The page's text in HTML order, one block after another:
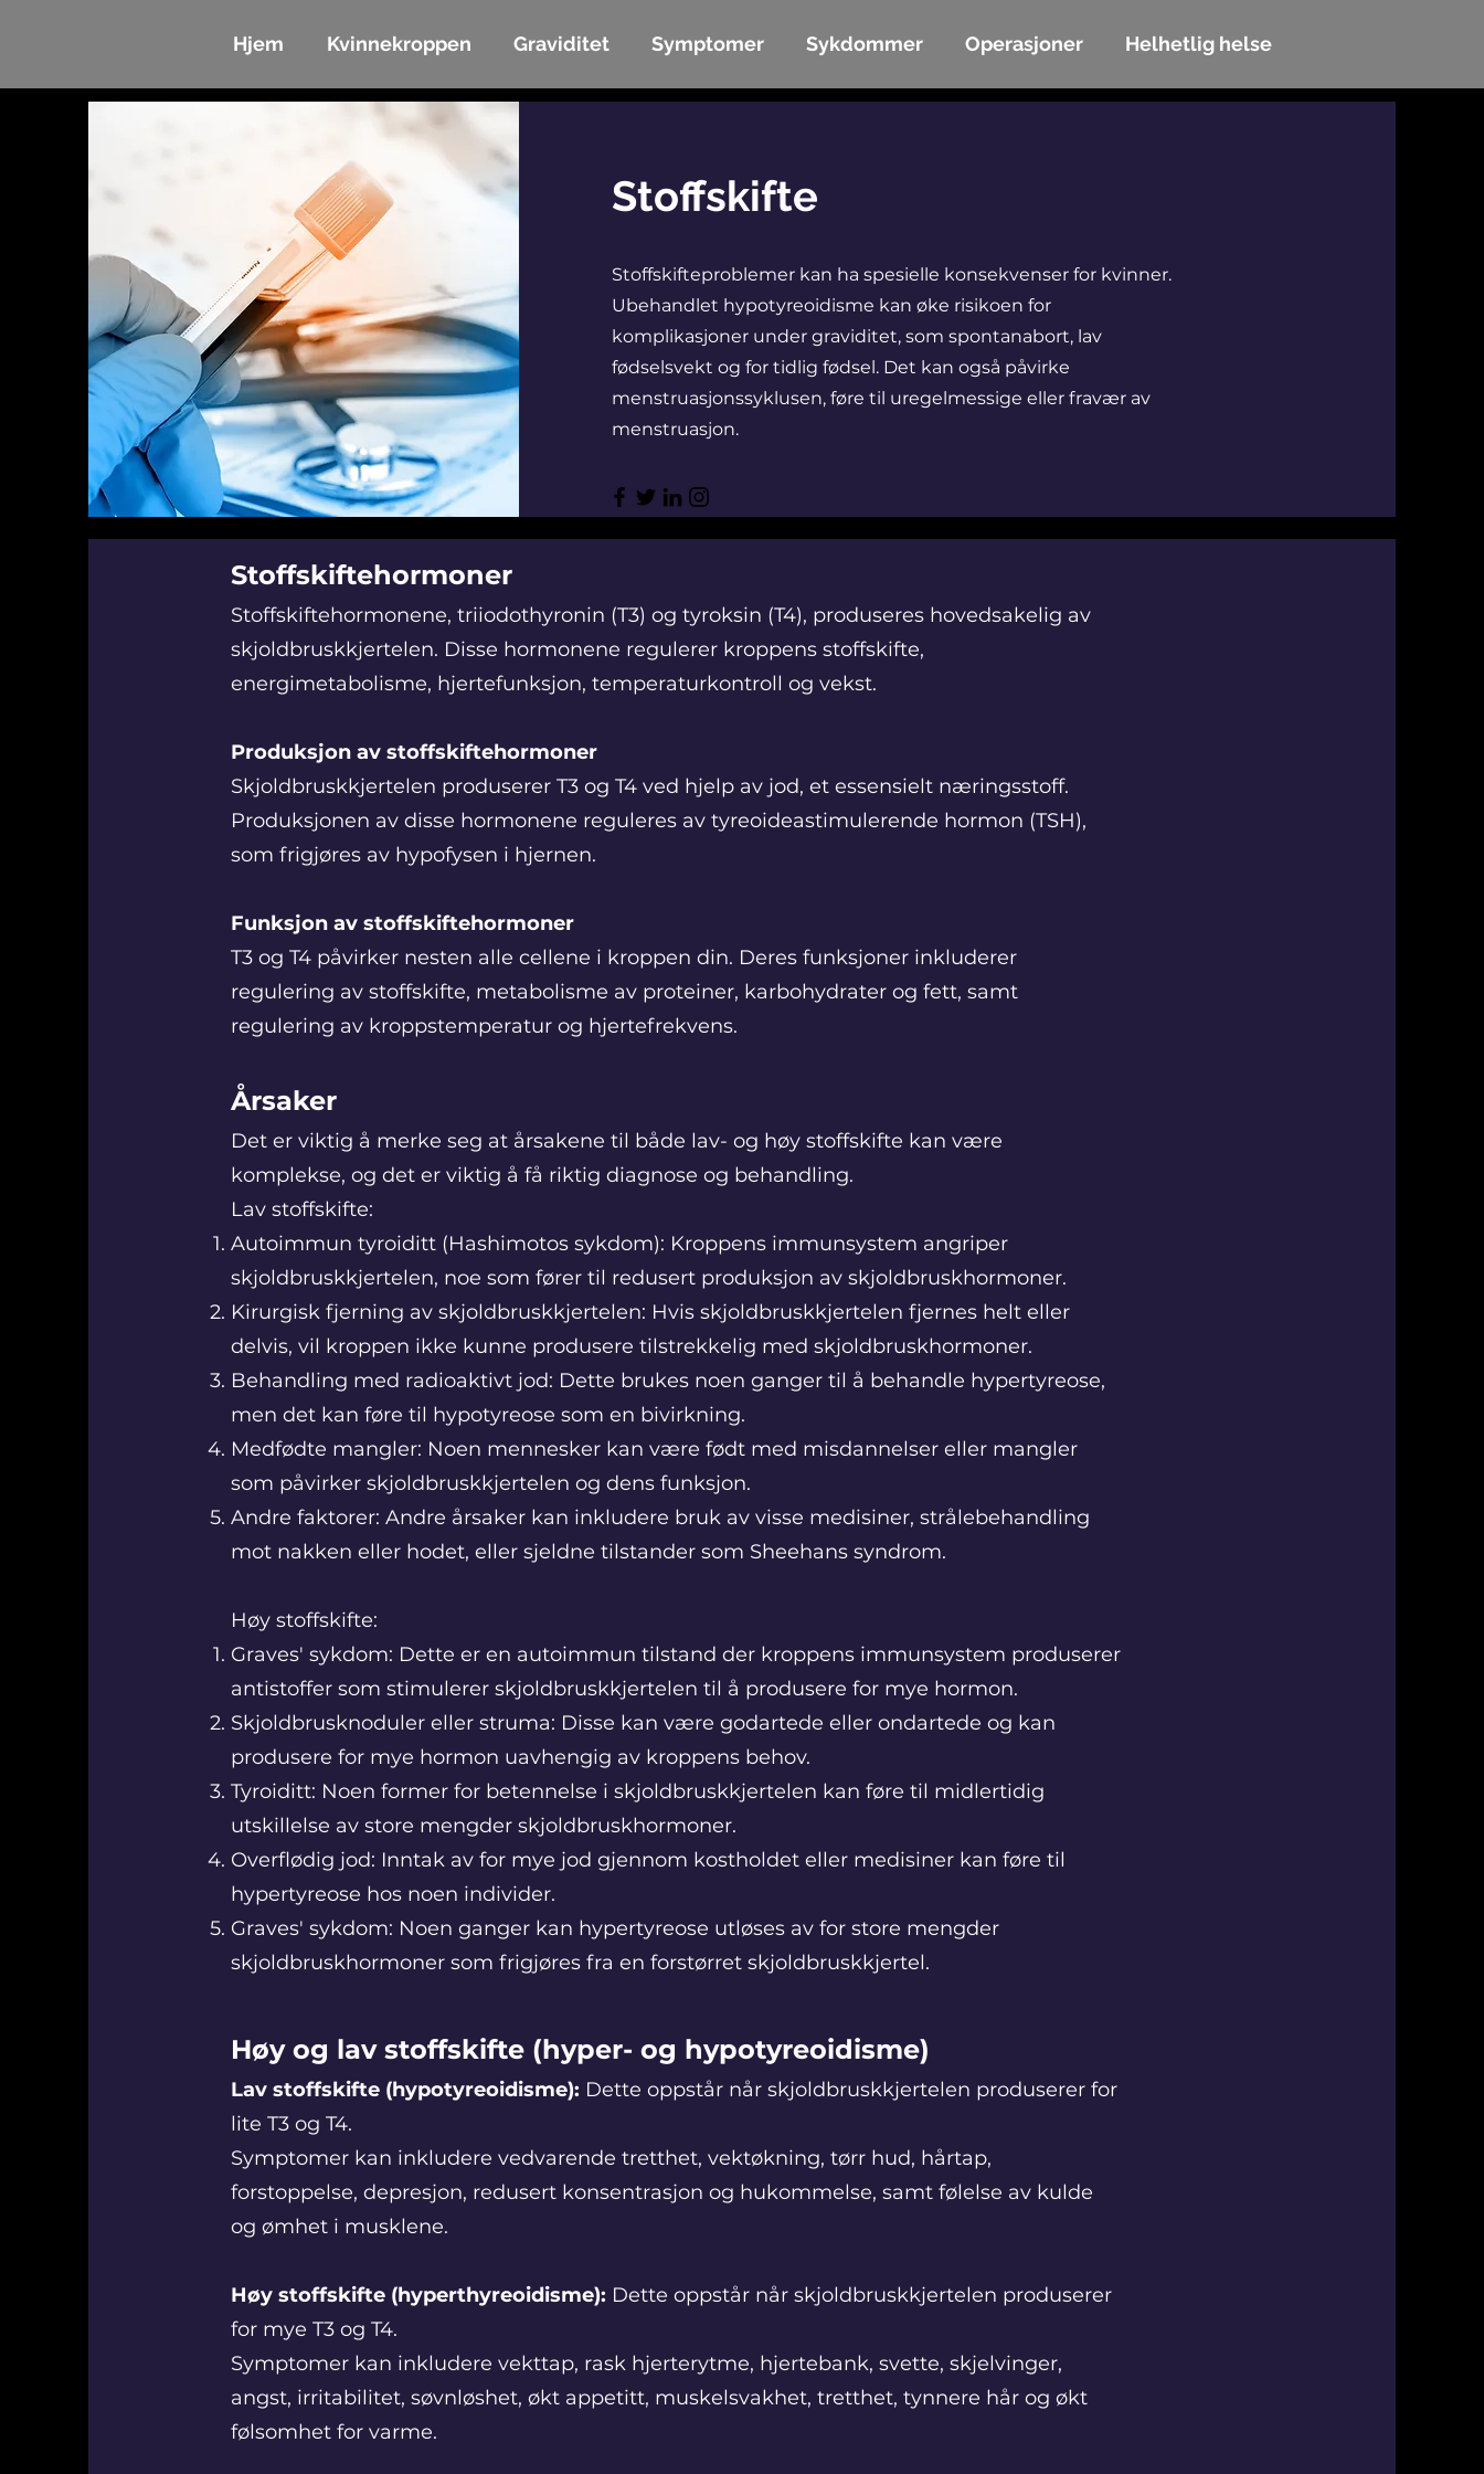
Hjem Kvinnekroppen Graviditet Symptomer Sykdommer Operasjoner Helhetlig helse
Stoffskifte
Stoffskifteproblemer kan ha spesielle konsekvenser for kvinner.
Ubehandlet hypotyreoidisme kan øke risikoen for
komplikasjoner under graviditet, som spontanabort, lav
fødselsvekt og for tidlig fødsel. Det kan også påvirke
menstruasjonssyklusen, føre til uregelmessige eller fravær av
menstruasjon.
Stoffskiftehormoner
Stoffskiftehormonene, triiodothyronin (T3) og tyroksin (T4), produseres hovedsakelig av
skjoldbruskkjertelen. Disse hormonene regulerer kroppens stoffskifte,
energimetabolisme, hjertefunksjon, temperaturkontroll og vekst.
Produksjon av stoffskiftehormoner
Skjoldbruskkjertelen produserer T3 og T4 ved hjelp av jod, et essensielt næringsstoff.
Produksjonen av disse hormonene reguleres av tyreoideastimulerende hormon (TSH),
som frigjøres av hypofysen i hjernen.
Funksjon av stoffskiftehormoner
T3 og T4 påvirker nesten alle cellene i kroppen din. Deres funksjoner inkluderer
regulering av stoffskifte, metabolisme av proteiner, karbohydrater og fett, samt
regulering av kroppstemperatur og hjertefrekvens.
Årsaker
Det er viktig å merke seg at årsakene til både lav- og høy stoffskifte kan være
komplekse, og det er viktig å få riktig diagnose og behandling.
Lav stoffskifte:
Autoimmun tyroiditt (Hashimotos sykdom): Kroppens immunsystem angriper
skjoldbruskkjertelen, noe som fører til redusert produksjon av skjoldbruskhormoner.
Kirurgisk fjerning av skjoldbruskkjertelen: Hvis skjoldbruskkjertelen fjernes helt eller
delvis, vil kroppen ikke kunne produsere tilstrekkelig med skjoldbruskhormoner.
Behandling med radioaktivt jod: Dette brukes noen ganger til å behandle hypertyreose,
men det kan føre til hypotyreose som en bivirkning.
Medfødte mangler: Noen mennesker kan være født med misdannelser eller mangler
som påvirker skjoldbruskkjertelen og dens funksjon.
Andre faktorer: Andre årsaker kan inkludere bruk av visse medisiner, strålebehandling
mot nakken eller hodet, eller sjeldne tilstander som Sheehans syndrom.
Høy stoffskifte:
Graves' sykdom: Dette er en autoimmun tilstand der kroppens immunsystem produserer
antistoffer som stimulerer skjoldbruskkjertelen til å produsere for mye hormon.
Skjoldbrusknoduler eller struma: Disse kan være godartede eller ondartede og kan
produsere for mye hormon uavhengig av kroppens behov.
Tyroiditt: Noen former for betennelse i skjoldbruskkjertelen kan føre til midlertidig
utskillelse av store mengder skjoldbruskhormoner.
Overflødig jod: Inntak av for mye jod gjennom kostholdet eller medisiner kan føre til
hypertyreose hos noen individer.
Graves' sykdom: Noen ganger kan hypertyreose utløses av for store mengder
skjoldbruskhormoner som frigjøres fra en forstørret skjoldbruskkjertel.
Høy og lav stoffskifte (hyper- og hypotyreoidisme)
Lav stoffskifte (hypotyreoidisme): Dette oppstår når skjoldbruskkjertelen produserer for
lite T3 og T4.
Symptomer kan inkludere vedvarende tretthet, vektøkning, tørr hud, hårtap,
forstoppelse, depresjon, redusert konsentrasjon og hukommelse, samt følelse av kulde
og ømhet i musklene.
Høy stoffskifte (hyperthyreoidisme): Dette oppstår når skjoldbruskkjertelen produserer
for mye T3 og T4.
Symptomer kan inkludere vekttap, rask hjerterytme, hjertebank, svette, skjelvinger,
angst, irritabilitet, søvnløshet, økt appetitt, muskelsvakhet, tretthet, tynnere hår og økt
følsomhet for varme.